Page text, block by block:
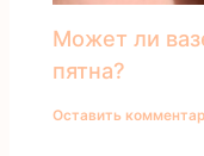
Может ли
пятна?
Оставить